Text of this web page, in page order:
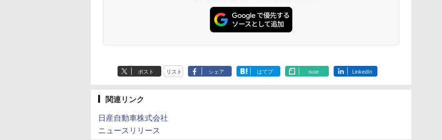
ポスト リスト シェア はてブ note LinkedIn
関連リンク
日産自動車株式会社
ニュースリリース